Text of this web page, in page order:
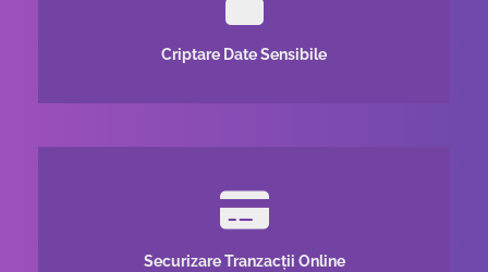
Criptare Date Sensibile
Securizare Tranzacții Online